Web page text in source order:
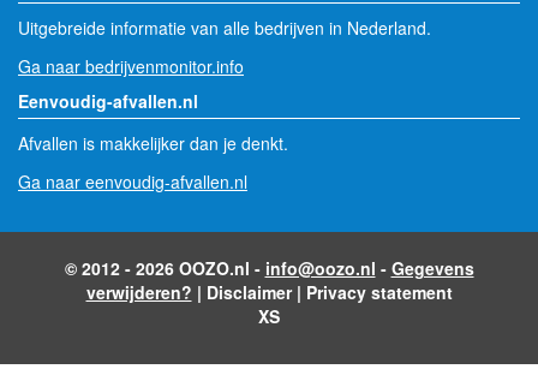
Uitgebreide informatie van alle bedrijven in Nederland.
Ga naar bedrijvenmonitor.info
Eenvoudig-afvallen.nl
Afvallen is makkelijker dan je denkt.
Ga naar eenvoudig-afvallen.nl
© 2012 - 2026 OOZO.nl - info@oozo.nl - Gegevens
verwijderen? | Disclaimer| Privacy statement
XS